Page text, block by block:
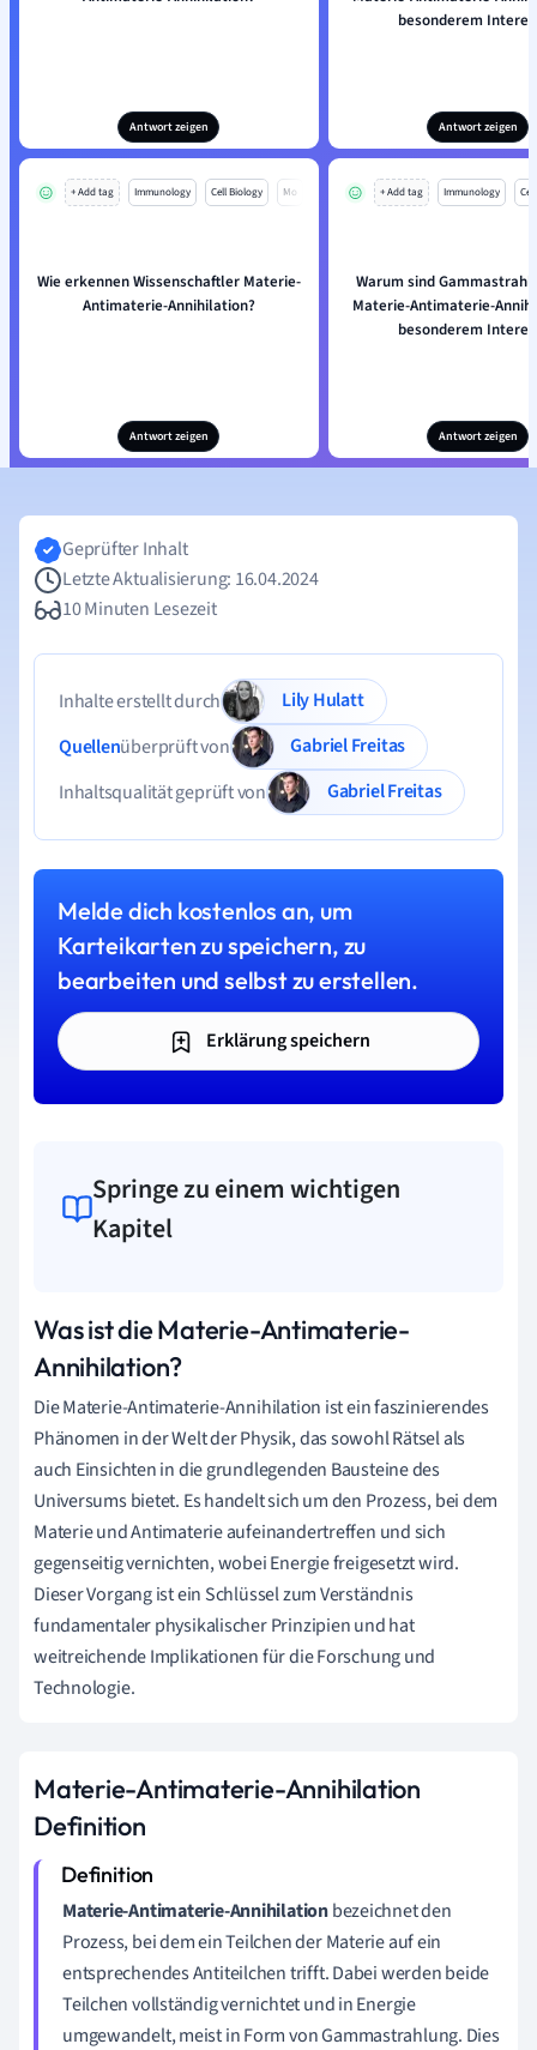
Antwort zeigen
besonderem
Antwort zeigen
+ Add tag Immunology Cell Biology Mo
Wie erkennen Wissenschaftler Materie-
Antimaterie-Annihilation?
Antwort zeigen
+ Add tag Immunology
Warum sind
Materie-Antimaterie-
besonderem
Antwort zeigen
Geprüfter Inhalt
Letzte Aktualisierung: 16.04.2024
10 Minuten Lesezeit
Inhalte erstellt durch
Lily Hulatt
Quellenüberprüft von
Gabriel Freitas
Inhaltsqualität geprüft von
Gabriel Freitas
Melde dich kostenlos an, um
Karteikarten zu speichern, zu
bearbeiten und selbst zu erstellen.
Erklärung speichern
Springe zu einem wichtigen
Kapitel
Was ist die Materie-Antimaterie-
Annihilation?
Die Materie-Antimaterie-Annihilation ist ein faszinierendes
Phänomen in der Welt der Physik, das sowohl Rätsel als
auch Einsichten in die grundlegenden Bausteine des
Universums bietet. Es handelt sich um den Prozess, bei dem
Materie und Antimaterie aufeinandertreffen und sich
gegenseitig vernichten, wobei Energie freigesetzt wird.
Dieser Vorgang ist ein Schlüssel zum Verständnis
fundamentaler physikalischer Prinzipien und hat
weitreichende Implikationen für die Forschung und
Technologie.
Materie-Antimaterie-Annihilation
Definition
Materie-Antimaterie-Annihilationbezeichnet den
Prozess, bei dem ein Teilchen der Materie auf ein
entsprechendes Antiteilchen trifft. Dabei werden beide
Teilchen vollständig vernichtet und in Energie
umgewandelt, meist in Form von Gammastrahlung. Dies